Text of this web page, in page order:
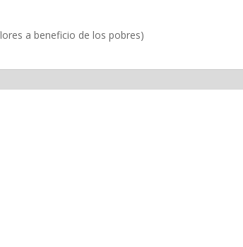
a beneficio de los pobres)